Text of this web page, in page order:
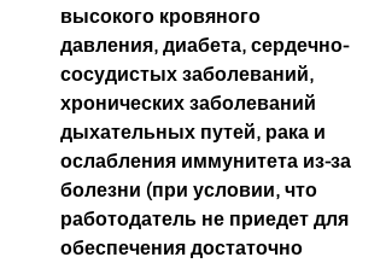
высокого кровяного
давления, диабета, сердечно-
сосудистых заболеваний,
хронических заболеваний
дыхательных путей, рака и
ослабления иммунитета из-за
болезни (при условии, что
работодатель не приедет для
обеспечения достаточно